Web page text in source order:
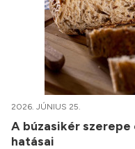
2026. JÚNIUS 25.
A búzasikér
hatásai